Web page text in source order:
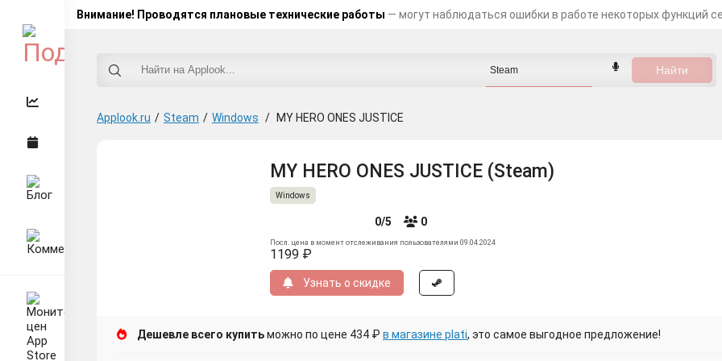
Внимание! Проводятся плановые технические работы — могут наблюдаться ошибки в работе некоторых функций
Applook.ru / Steam / Windows / MY HERO ONES JUSTICE
MY HERO ONES JUSTICE (Steam)
Windows
0/5 0
Посл. цена в момент отслеживания пользователями 09.04.2024
1199 ₽
Узнать о скидке
Дешевле всего купитьможно по цене 434 ₽ в магазине plati, это самое выгодное предложение!